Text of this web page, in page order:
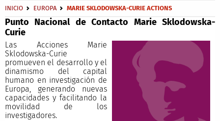
Sobrescribir enlaces de ayuda a la navegación
INICIO EUROPA MARIE SKLODOWSKA-CURIE ACTIONS
Punto Nacional de Contacto Marie Sklodowska-
Curie
Las Acciones Marie
Sklodowska-Curie
promueven el desarrollo y el
dinamismo del capital
humano en investigación de
Europa, generando nuevas
capacidades y facilitando la
movilidad de los
investigadores.